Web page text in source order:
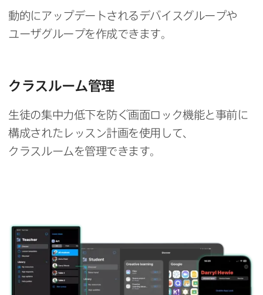
動的に​アップデートされる​デバイスグループや​
ユーザグループを​作成できます。
クラスルーム管理
生徒の​集中力低下を​防ぐ​画面ロック機能と​事前に​
構成された​レッスン計画を​使用して、​
クラスルームを​管理できます。